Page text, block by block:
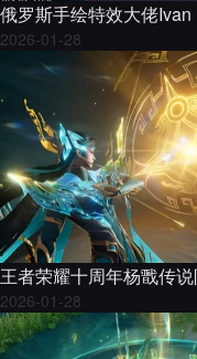
俄罗斯手绘特效大佬
2026-01-28
王者荣耀十周年杨戬传
2026-01-28